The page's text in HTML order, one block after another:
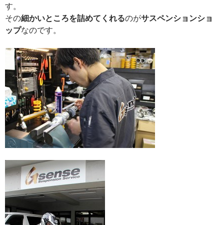
す。
その細かいところを詰めてくれるのがサスペンションショ
ップなのです。